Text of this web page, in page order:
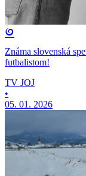
Známa slovenská
futbalistom!
TV JOJ
•
05. 01. 2026